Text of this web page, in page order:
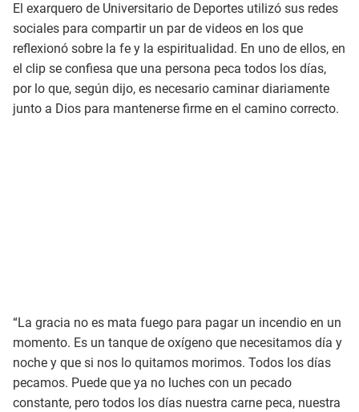
El exarquero de Universitario de Deportes utilizó sus redes
sociales para compartir un par de videos en los que
reflexionó sobre la fe y la espiritualidad. En uno de ellos, en
el clip se confiesa que una persona peca todos los días,
por lo que, según dijo, es necesario caminar diariamente
junto a Dios para mantenerse firme en el camino correcto.
“La gracia no es mata fuego para pagar un incendio en un
momento. Es un tanque de oxígeno que necesitamos día y
noche y que si nos lo quitamos morimos. Todos los días
pecamos. Puede que ya no luches con un pecado
constante, pero todos los días nuestra carne peca, nuestra